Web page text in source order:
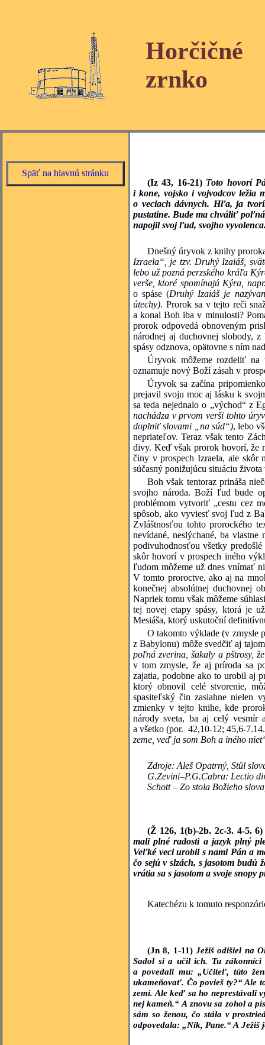
Horčičné
zrnko
Späť na hlavnú stránku
(Iz 43, 16-21) Toto hovorí
i kone, vojsko i vojvodcov ležia
o veciach dávnych. Hľa, ja
pustatine. Bude ma chváliť poľná
napojil svoj ľud, svojho
Dnešný úryvok z knihy
Izraela“, je tzv. Druhý Izaiáš,
lebo už pozná perzského kráľa
verše, ktoré spomínajú Kýra,
o spáse (Druhý Izaiáš je
útechy). Prorok sa v tejto reči
a konal Boh iba v minulosti?
prorok odpovedá obnoveným
národnej aj duchovnej slobody,
spásy odznova, opätovne s ním
Úryvok môžeme rozdeliť na
oznamuje nový Boží zásah v
Úryvok sa začína
prejavil svoju moc aj lásku k
sa teda nejednalo o „východ“ z
nachádza v prvom verši tohto
doplniť slovami „na súd“), lebo
nepriateľov. Teraz však tento
divy. Keď však prorok hovorí, že
činy v prospech Izraela, ale skôr
súčasný ponižujúcu situáciu
Boh však tentoraz prináša
svojho národa. Boží ľud bude
problémom vytvoriť „cestu cez
spôsob, ako vyviesť svoj ľud z
Zvláštnosťou tohto prorockého
nevídané, neslýchané, ba
podivuhodnosťou všetky
skôr hovorí v prospech iného
ľudom môžeme už dnes vnímať
V tomto proroctve, ako aj na
konečnej absolútnej duchovnej
Napriek tomu však môžeme
tej novej etapy spásy, ktorá je
Mesiáša, ktorý uskutoční
O takomto výklade (v zmysle
z Babylonu) môže svedčiť aj
poľná zverina, šakaly a pštrosy,
v tom zmysle, že aj príroda sa
zajatia, podobne ako to urobil aj
ktorý obnovil celé stvorenie,
spasiteľský čin zasiahne nielen
zmienky v tejto knihe, kde
národy sveta, ba aj celý vesmír
a všetko (por.42,10-12;45,6-
zeme, veď ja som Boh a iného
Zdroje: Aleš Opatrný, Stůl
G.Zevini–P.G.Cabra: Lectio
Schott– Zo stola Božieho
(Ž 126, 1(b)-2b. 2c-3. 4-5.
mali plné radosti a jazyk plný
Veľké veci urobil s nami Pán a
čo sejú v slzách, s jasotom budú
vrátia sa s jasotom a svoje snopy
Katechézu k tomuto
(Jn 8, 1-11) Ježiš odišiel na
Sadol si a učil ich. Tu zákonníci
a povedali mu: „Učiteľ, túto
ukameňovať. Čo povieš ty?“ Ale
zemi. Ale keď sa ho neprestávali
nej kameň.“ A znovu sa zohol a
sám so ženou, čo stála v
odpovedala: „Nik, Pane.“ A